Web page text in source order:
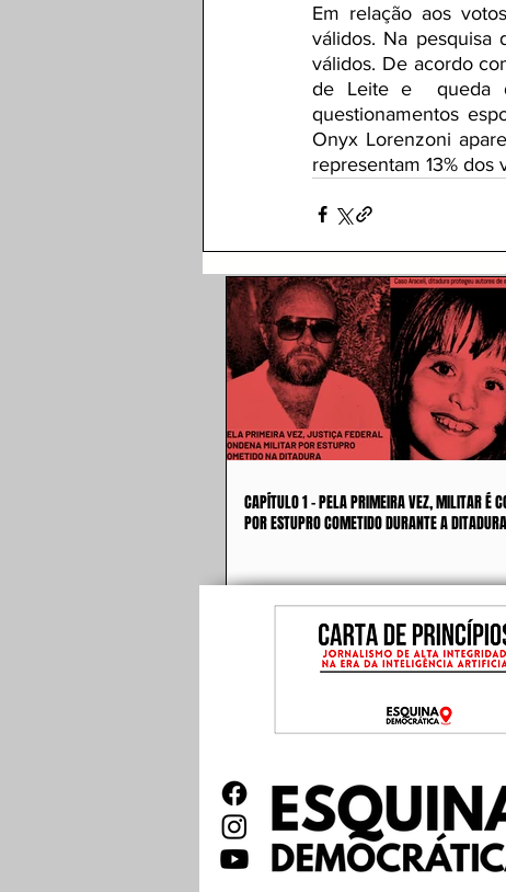
Em relação aos
válidos. Na pesquisa
válidos. De acordo
de Leite e  queda
questionamentos
Onyx Lorenzoni
representam 13% dos
CAPÍTULO 1 - PELA PRIMEIRA VEZ, MILITAR É
POR ESTUPRO COMETIDO DURANTE A DITADURA